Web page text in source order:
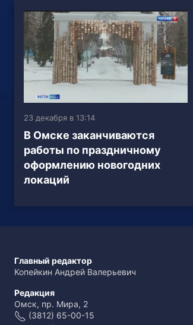
23 декабря в 13:14
В Омске заканчиваются
работы по праздничному
оформлению новогодних
локаций
Главный редактор
Копейкин Андрей Валерьевич
Редакция
Омск, пр. Мира, 2
(3812) 65-00-15